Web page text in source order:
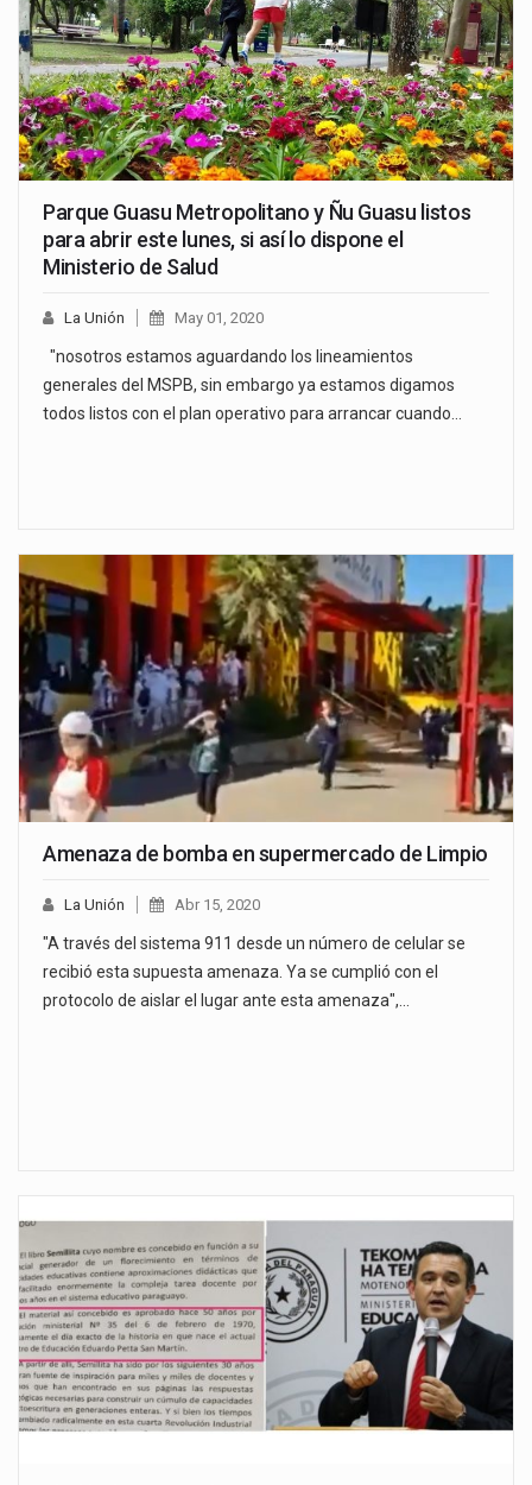
Parque Guasu Metropolitano y Ñu Guasu listos
para abrir este lunes, si así lo dispone el
Ministerio de Salud
La Unión May 01, 2020
"nosotros estamos aguardando los lineamientos
generales del MSPB, sin embargo ya estamos digamos
todos listos con el plan operativo para arrancar cuando…
Amenaza de bomba en supermercado de Limpio
La Unión Abr 15, 2020
"A través del sistema 911 desde un número de celular se
recibió esta supuesta amenaza. Ya se cumplió con el
protocolo de aislar el lugar ante esta amenaza",…